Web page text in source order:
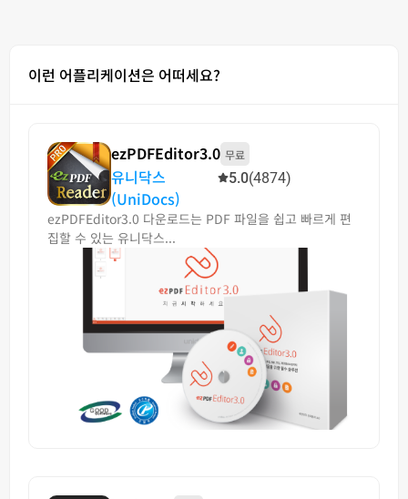
이런 어플리케이션은 어떠세요?
ezPDFEditor3.0 무료
유니닥스
(UniDocs)
5.0(4874)
ezPDFEditor3.0 다운로드는 PDF 파일을 쉽고 빠르게 편
집할 수 있는 유니닥스...